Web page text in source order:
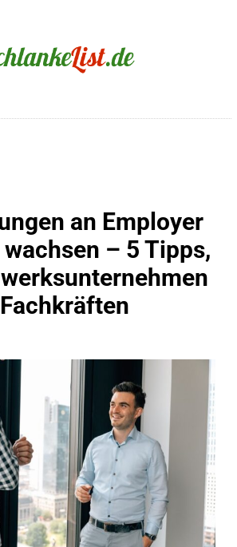
an Employer
– 5 Tipps,